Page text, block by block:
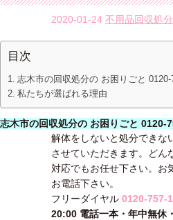
2020-01-24 不用品回収処分
目次
志木市の回収処分の お困りごと 0120-
私たちが選ばれる理由
志木市の回収処分の お困りごと 0120-
解体をしないと処分できな
させていただきます。どん
対応でもお任せ下さい。お
お電話下さい。
フリーダイヤル 0120-757-
20:00 電話一本・年中無休